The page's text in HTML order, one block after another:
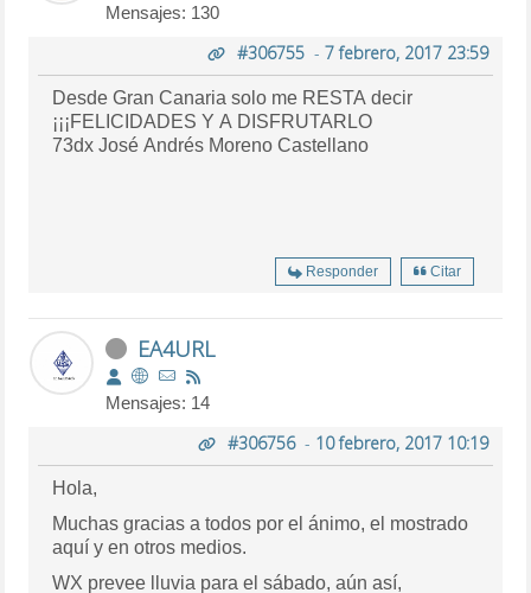
Mensajes: 130
#306755- 7 febrero, 2017 23:59
Desde Gran Canaria solo me RESTA decir
¡¡¡FELICIDADES Y A DISFRUTARLO
73dx José Andrés Moreno Castellano
Responder Citar
EA4URL
Mensajes: 14
#306756- 10 febrero, 2017 10:19
Hola,
Muchas gracias a todos por el ánimo, el mostrado
aquí y en otros medios.
WX prevee lluvia para el sábado, aún así,